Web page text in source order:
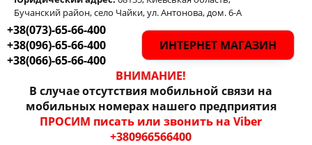
Бучанский район, село Чайки, ул. Антонова, дом. 6-А
+38(073)-65-66-400
+38(096)-65-66-400
+38(066)-65-66-400
ИНТЕРНЕТ МАГАЗИН
ВНИМАНИЕ!
В случае отсутствия мобильной связи на
мобильных номерах нашего предприятия
ПРОСИМ писать или звонить на Viber
+380966566400